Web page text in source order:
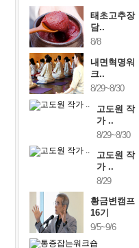
태초고추장
담..
8/8
내면혁명워
크..
8/29~8/30
고도원 작
가 ..
8/29~8/30
고도원 작
가 ..
8/29
황금변캠프
16기
9/5~9/6